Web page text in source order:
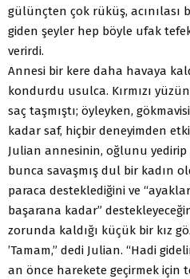
gülünçten çok rüküş, acınılası
giden şeyler hep böyle ufak
verirdi.
Annesi bir kere daha havaya
kondurdu usulca. Kırmızı
saç taşmıştı; öyleyken,
kadar saf, hiçbir deneyimden
Julian annesinin, oğlunu yedirip
bunca savaşmış dul bir kadın
paraca desteklediğini ve
başarana kadar”
zorunda kaldığı küçük bir kız
’Tamam,” dedi Julian. “Hadi
an önce harekete geçirmek için